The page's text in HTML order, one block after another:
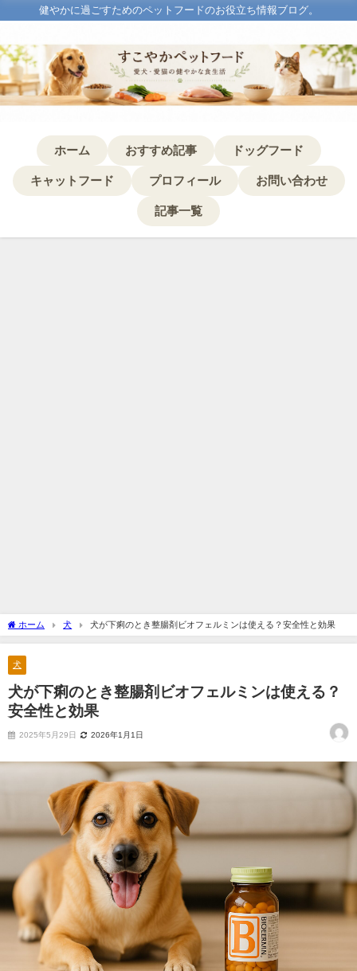
健やかに過ごすためのペットフードのお役立ち情報ブログ。
ホーム おすすめ記事 ドッグフード
キャットフード プロフィール お問い合わせ
記事一覧
ホーム 犬 犬が下痢のとき整腸剤ビオフェルミンは使える？安全性と効果
犬
犬が下痢のとき整腸剤ビオフェルミンは使える？
安全性と効果
2025年5月29日 2026年1月1日